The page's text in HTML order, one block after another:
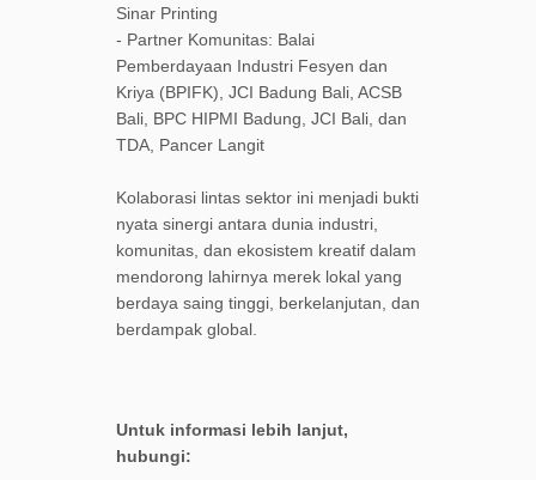
Sinar Printing
- Partner Komunitas: Balai
Pemberdayaan Industri Fesyen dan
Kriya (BPIFK), JCI Badung Bali, ACSB
Bali, BPC HIPMI Badung, JCI Bali, dan
TDA, Pancer Langit
Kolaborasi lintas sektor ini menjadi bukti
nyata sinergi antara dunia industri,
komunitas, dan ekosistem kreatif dalam
mendorong lahirnya merek lokal yang
berdaya saing tinggi, berkelanjutan, dan
berdampak global.
Untuk informasi lebih lanjut,
hubungi: